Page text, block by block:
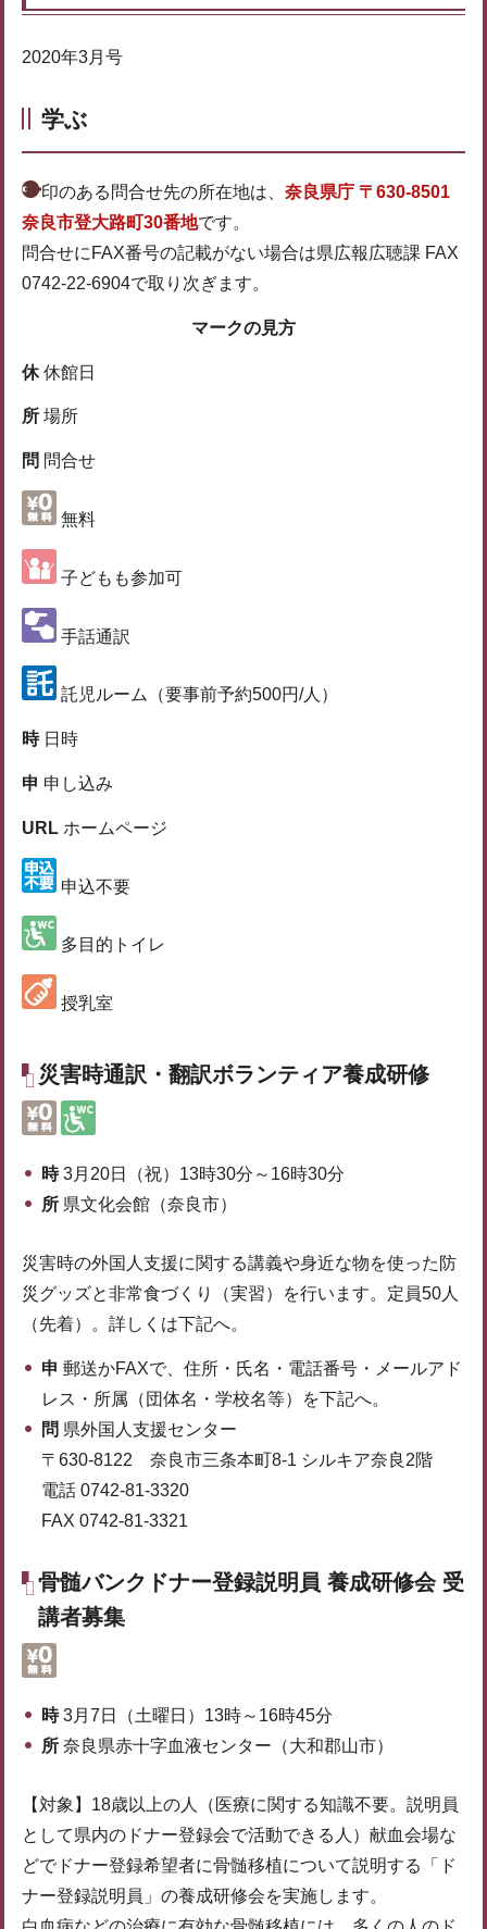
2020年3月号
学ぶ
印のある問合せ先の所在地は、 奈良県庁 〒630-8501
奈良市登大路町30番地です。
問合せにFAX番号の記載がない場合は県広報広聴課 FAX
0742-22-6904で取り次ぎます。
マークの見方
休休館日
所 場所
問 問合せ
無料
子どもも参加可
手話通訳
託児ルーム（要事前予約500円/人）
時日時
申 申し込み
URL ホームページ
申込不要
多目的トイレ
授乳室
災害時通訳・翻訳ボランティア養成研修
時3月20日（祝）13時30分～16時30分
所 県文化会館（奈良市）
災害時の外国人支援に関する講義や身近な物を使った防
災グッズと非常食づくり（実習）を行います。定員50人
（先着）。詳しくは下記へ。
申 郵送かFAXで、住所・氏名・電話番号・メールアド
レス・所属（団体名・学校名等）を下記へ。
問 県外国人支援センター
〒630-8122 奈良市三条本町8-1 シルキア奈良2階
電話 0742-81-3320
FAX 0742-81-3321
骨髄バンクドナー登録説明員 養成研修会 受
講者募集
時3月7日（土曜日）13時～16時45分
所 奈良県赤十字血液センター（大和郡山市）
【対象】18歳以上の人（医療に関する知識不要。説明員
として県内のドナー登録会で活動できる人）献血会場な
どでドナー登録希望者に骨髄移植について説明する「ド
ナー登録説明員」の養成研修会を実施します。